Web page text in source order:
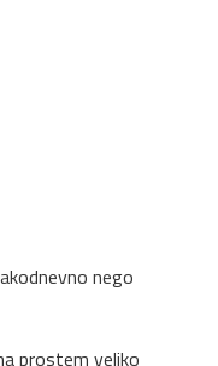
nego
prostem veliko